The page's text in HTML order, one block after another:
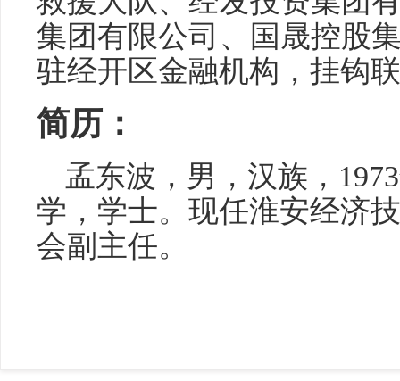
集团有限公司、国晟控股
驻经开区金融机构，挂钩
简历：
孟东波，男，汉族，
学，学士。现任淮安经济
会副主任。